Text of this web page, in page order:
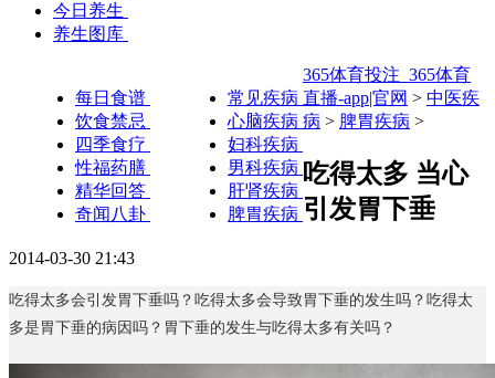
今日养生
养生图库
每日食谱
饮食禁忌
四季食疗
性福药膳
精华回答
奇闻八卦
常见疾病
心脑疾病
妇科疾病
男科疾病
肝肾疾病
脾胃疾病
365体育投注_365体育
直播-app|官网 > 中医疾
病 > 脾胃疾病 >
吃得太多 当心
引发胃下垂
2014-03-30 21:43
吃得太多会引发胃下垂吗？吃得太多会导致胃下垂的发生吗？吃得太
多是胃下垂的病因吗？胃下垂的发生与吃得太多有关吗？